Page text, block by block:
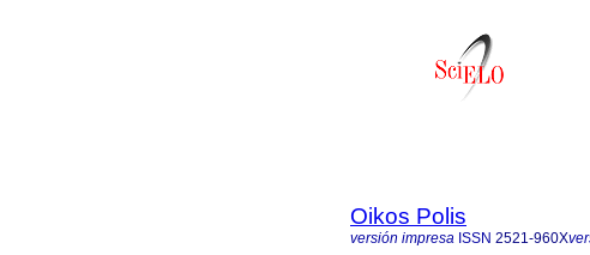
Oikos Polis
versión impresa ISSN 2521-960X